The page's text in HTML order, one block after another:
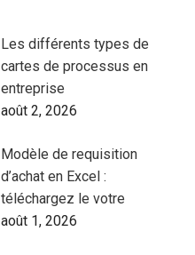
Les différents types de
cartes de processus en
entreprise
août 2, 2026
Modèle de requisition
d’achat en Excel :
téléchargez le votre
août 1, 2026